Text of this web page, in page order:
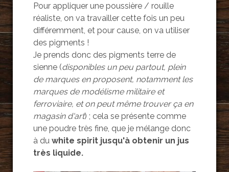
Pour appliquer une poussière / rouille
réaliste, on va travailler cette fois un peu
différemment, et pour cause, on va utiliser
des pigments !
Je prends donc des pigments terre de
sienne (disponibles un peu partout, plein
de marques en proposent, notamment les
marques de modélisme militaire et
ferroviaire, et on peut même trouver ça en
magasin d'art) ; cela se présente comme
une poudre très fine, que je mélange donc
à du white spirit jusqu'à obtenir un jus
très liquide.